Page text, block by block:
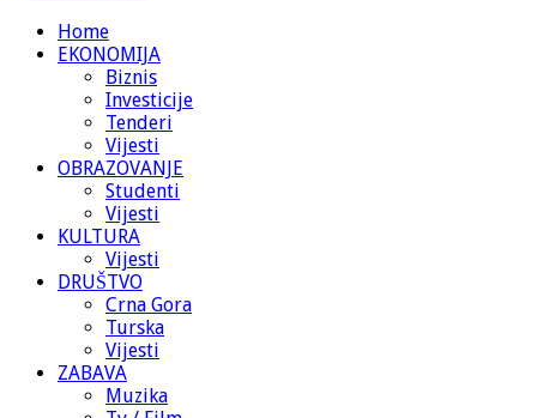
Home
EKONOMIJA
Biznis
Investicije
Tenderi
Vijesti
OBRAZOVANJE
Studenti
Vijesti
KULTURA
Vijesti
DRUŠTVO
Crna Gora
Turska
Vijesti
ZABAVA
Muzika